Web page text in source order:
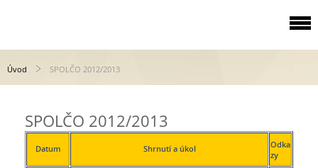
Úvod SPOLČO 2012/2013
SPOLČO 2012/2013
Datum Shrnutí a úkol
Odka
zy